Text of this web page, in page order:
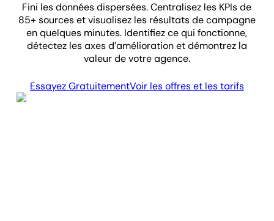
Fini les données dispersées. Centralisez les KPIs de
85+ sources et visualisez les résultats de campagne
en quelques minutes. Identifiez ce qui fonctionne,
détectez les axes d’amélioration et démontrez la
valeur de votre agence.
Essayez GratuitementVoir les offres et les tarifs